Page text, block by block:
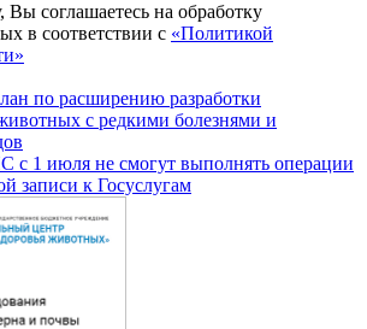
соглашаетесь на обработку
в соответствии с «Политикой
по расширению разработки
с редкими болезнями и
с 1 июля не смогут выполнять операции
записи к Госуслугам